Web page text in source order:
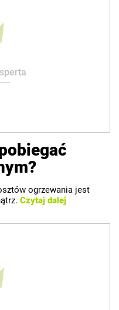
ogrzewania jest
Czytaj dalej